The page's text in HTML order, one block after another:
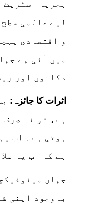
ہجریہ
لیے عالمی
و اقتصادی
میں آئی ہے
دکانوں اور
اثرات کا جائزہ :
ہے، تو نہ صرف
ہوتی ہے۔ اب
ہے کہ اب یہ
جہاں
باوجود اپنی